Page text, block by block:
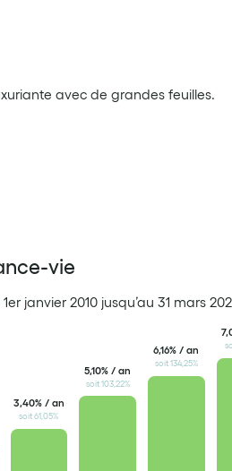
vie
janvier 2010 jusqu’au 31 mars
3,40% / an
soit 61,05%
5,10% / an
soit 103,22%
6,16% / an
soit 134,25%